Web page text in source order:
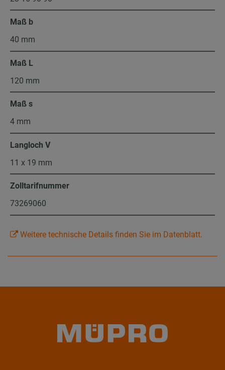
Maß b
40 mm
Maß L
120 mm
Maß s
4 mm
Langloch V
11 x 19 mm
Zolltarifnummer
73269060
Weitere technische Details finden Sie im Datenblatt.